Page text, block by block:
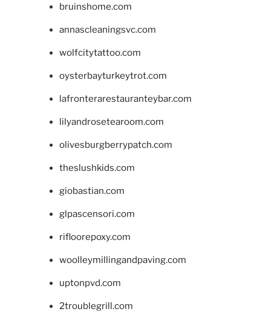
bruinshome.com
annascleaningsvc.com
wolfcitytattoo.com
oysterbayturkeytrot.com
lafronterarestauranteybar.com
lilyandrosetearoom.com
olivesburgberrypatch.com
theslushkids.com
giobastian.com
glpascensori.com
rifloorepoxy.com
woolleymillingandpaving.com
uptonpvd.com
2troublegrill.com